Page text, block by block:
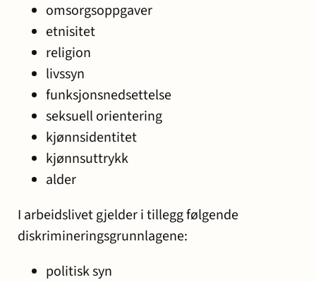
omsorgsoppgaver
etnisitet
religion
livssyn
funksjonsnedsettelse
seksuell orientering
kjønnsidentitet
kjønnsuttrykk
alder
I arbeidslivet gjelder i tillegg følgende
diskrimineringsgrunnlagene:
politisk syn